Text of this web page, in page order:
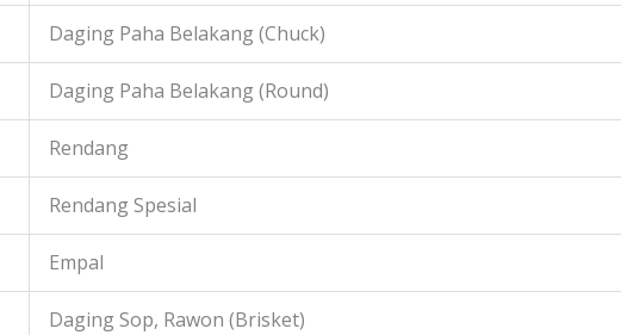
Daging Paha Belakang (Chuck)
Daging Paha Belakang (Round)
Rendang
Rendang Spesial
Empal
Daging Sop, Rawon (Brisket)